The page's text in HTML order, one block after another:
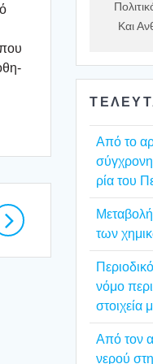
Και
Από το
ρία του
των
νόμο
στοι­χεία
Από τον
νερού